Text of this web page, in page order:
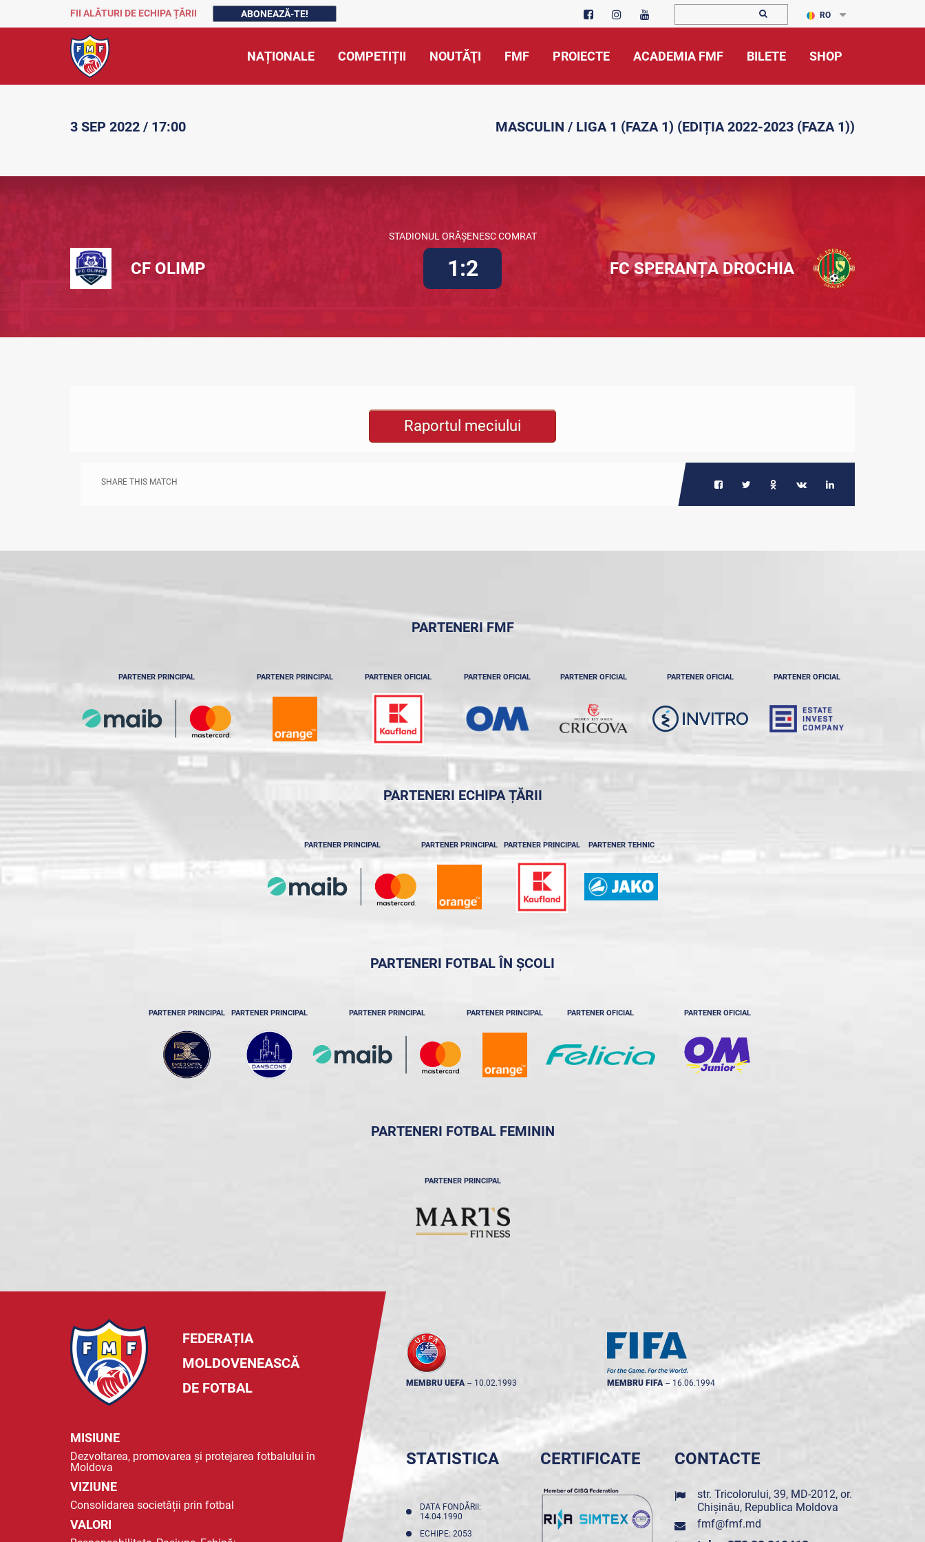
FII ALĂTURI DE ECHIPA ȚĂRII ABONEAZĂ-TE! RO
NAȚIONALE COMPETIȚII NOUTĂŢI FMF PROIECTE ACADEMIA FMF BILETE SHOP
3 SEP 2022 / 17:00 MASCULIN / LIGA 1 (FAZA 1) (EDIȚIA 2022-2023 (FAZA 1))
STADIONUL ORĂȘENESC COMRAT
CF OLIMP 1:2 FC SPERANȚA DROCHIA
Raportul meciului
SHARE THIS MATCH
PARTENERI FMF
PARTENER PRINCIPAL PARTENER PRINCIPAL PARTENER OFICIAL PARTENER OFICIAL PARTENER OFICIAL PARTENER OFICIAL PARTENER OFICIAL
PARTENERI ECHIPA ȚĂRII
PARTENER PRINCIPAL PARTENER PRINCIPAL PARTENER PRINCIPAL PARTENER TEHNIC
PARTENERI FOTBAL ÎN ȘCOLI
PARTENER PRINCIPAL PARTENER PRINCIPAL PARTENER PRINCIPAL PARTENER PRINCIPAL PARTENER OFICIAL PARTENER OFICIAL
PARTENERI FOTBAL FEMININ
PARTENER PRINCIPAL
FEDERAȚIA
MOLDOVENEASCĂ
DE FOTBAL
MISIUNE
Dezvoltarea, promovarea și protejarea fotbalului în
Moldova
VIZIUNE
Consolidarea societății prin fotbal
VALORI
MEMBRU UEFA -- 10.02.1993 MEMBRU FIFA -- 16.06.1994
STATISTICA
DATA FONDĂRII:
14.04.1990
ECHIPE: 2053
CERTIFICATE CONTACTE
str. Tricolorului, 39, MD-2012, or.
Chișinău, Republica Moldova
fmf@fmf.md